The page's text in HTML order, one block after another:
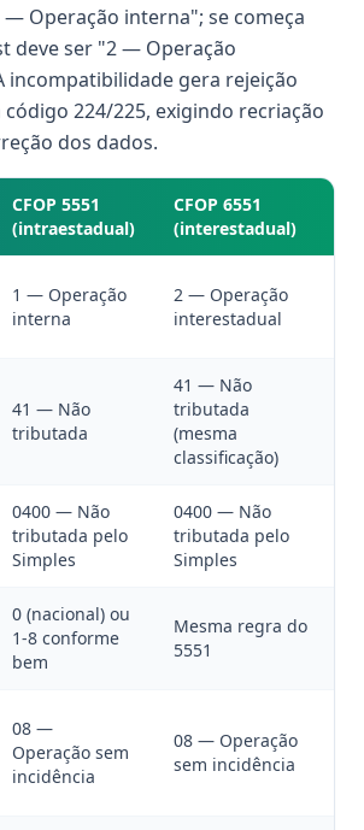
— Operação interna"; se começa
deve ser "2 — Operação
incompatibilidade gera rejeição
224/225, exigindo recriação
dos dados.
CFOP 5551
(intraestadual)
CFOP 6551
(interestadual)
1 — Operação
interna
2 — Operação
interestadual
41 — Não
tributada
41 — Não
tributada
(mesma
classificação)
0400 — Não
tributada pelo
Simples
0400 — Não
tributada pelo
Simples
0 (nacional) ou
1-8 conforme
bem
Mesma regra do
5551
08 —
Operação sem
incidência
08 — Operação
sem incidência